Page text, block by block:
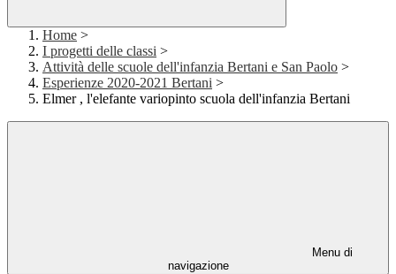
Home >
I progetti delle classi >
Attività delle scuole dell'infanzia Bertani e San Paolo >
Esperienze 2020-2021 Bertani >
Elmer , l'elefante variopinto scuola dell'infanzia Bertani
Menu di
navigazione